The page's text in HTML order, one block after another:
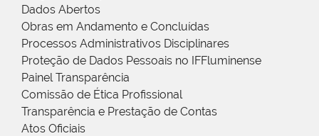
Dados Abertos
Obras em Andamento e Concluídas
Processos Administrativos Disciplinares
Proteção de Dados Pessoais no IFFluminense
Painel Transparência
Comissão de Ética Profissional
Transparência e Prestação de Contas
Atos Oficiais